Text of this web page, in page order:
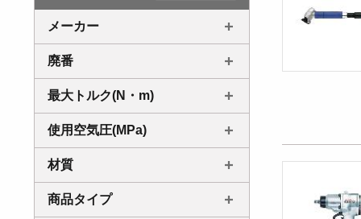
メーカー
廃番
最大トルク(N・m)
使用空気圧(MPa)
材質
商品タイプ